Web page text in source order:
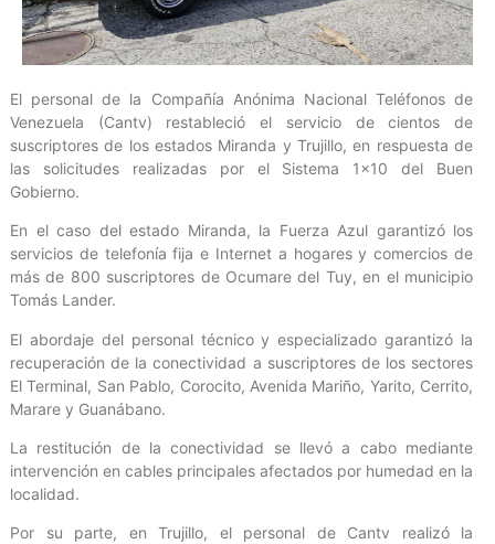
El personal de la Compañía Anónima Nacional Teléfonos de
Venezuela (Cantv) restableció el servicio de cientos de
suscriptores de los estados Miranda y Trujillo, en respuesta de
las solicitudes realizadas por el Sistema 1×10 del Buen
Gobierno.
En el caso del estado Miranda, la Fuerza Azul garantizó los
servicios de telefonía fija e Internet a hogares y comercios de
más de 800 suscriptores de Ocumare del Tuy, en el municipio
Tomás Lander.
El abordaje del personal técnico y especializado garantizó la
recuperación de la conectividad a suscriptores de los sectores
El Terminal, San Pablo, Corocito, Avenida Mariño, Yarito, Cerrito,
Marare y Guanábano.
La restitución de la conectividad se llevó a cabo mediante
intervención en cables principales afectados por humedad en la
localidad.
Por su parte, en Trujillo, el personal de Cantv realizó la